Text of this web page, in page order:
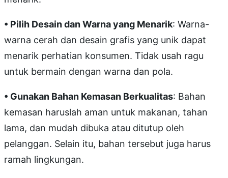
• Pilih Desain dan Warna yang Menarik: Warna-
warna cerah dan desain grafis yang unik dapat
menarik perhatian konsumen. Tidak usah ragu
untuk bermain dengan warna dan pola.
• Gunakan Bahan Kemasan Berkualitas: Bahan
kemasan haruslah aman untuk makanan, tahan
lama, dan mudah dibuka atau ditutup oleh
pelanggan. Selain itu, bahan tersebut juga harus
ramah lingkungan.